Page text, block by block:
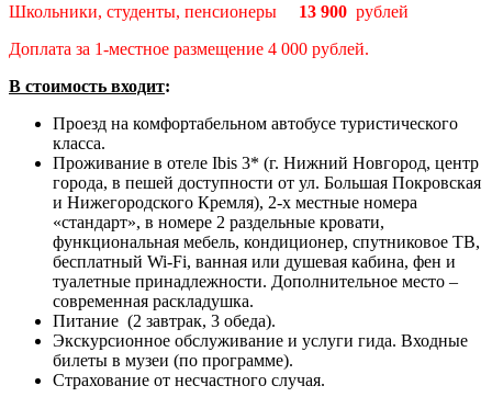
Школьники, студенты, пенсионеры 13 900 рублей
Доплата за 1-местное размещение 4 000 рублей.
В стоимость входит:
Проезд на комфортабельном автобусе туристического
класса.
Проживание в отеле Ibis 3* (г. Нижний Новгород, центр
города, в пешей доступности от ул. Большая Покровская
и Нижегородского Кремля), 2-х местные номера
«стандарт», в номере 2 раздельные кровати,
функциональная мебель, кондиционер, спутниковое ТВ,
бесплатный Wi-Fi, ванная или душевая кабина, фен и
туалетные принадлежности. Дополнительное место –
современная раскладушка.
Питание (2 завтрак, 3 обеда).
Экскурсионное обслуживание и услуги гида. Входные
билеты в музеи (по программе).
Страхование от несчастного случая.